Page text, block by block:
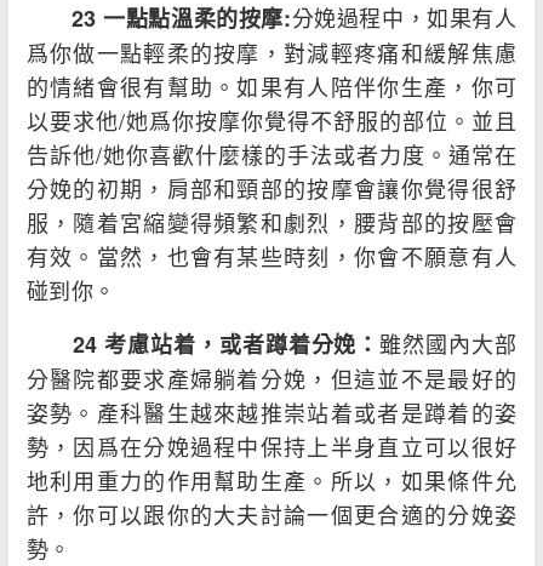
23 一點點溫柔的按摩:分娩過程中，如果有人
爲你做一點輕柔的按摩，對減輕疼痛和緩解焦慮
的情緒會很有幫助。如果有人陪伴你生產，你可
以要求他/她爲你按摩你覺得不舒服的部位。並且
告訴他/她你喜歡什麼樣的手法或者力度。通常在
分娩的初期，肩部和頸部的按摩會讓你覺得很舒
服，隨着宮縮變得頻繁和劇烈，腰背部的按壓會
有效。當然，也會有某些時刻，你會不願意有人
碰到你。
24 考慮站着，或者蹲着分娩：雖然國內大部
分醫院都要求產婦躺着分娩，但這並不是最好的
姿勢。產科醫生越來越推崇站着或者是蹲着的姿
勢，因爲在分娩過程中保持上半身直立可以很好
地利用重力的作用幫助生產。所以，如果條件允
許，你可以跟你的大夫討論一個更合適的分娩姿
勢。